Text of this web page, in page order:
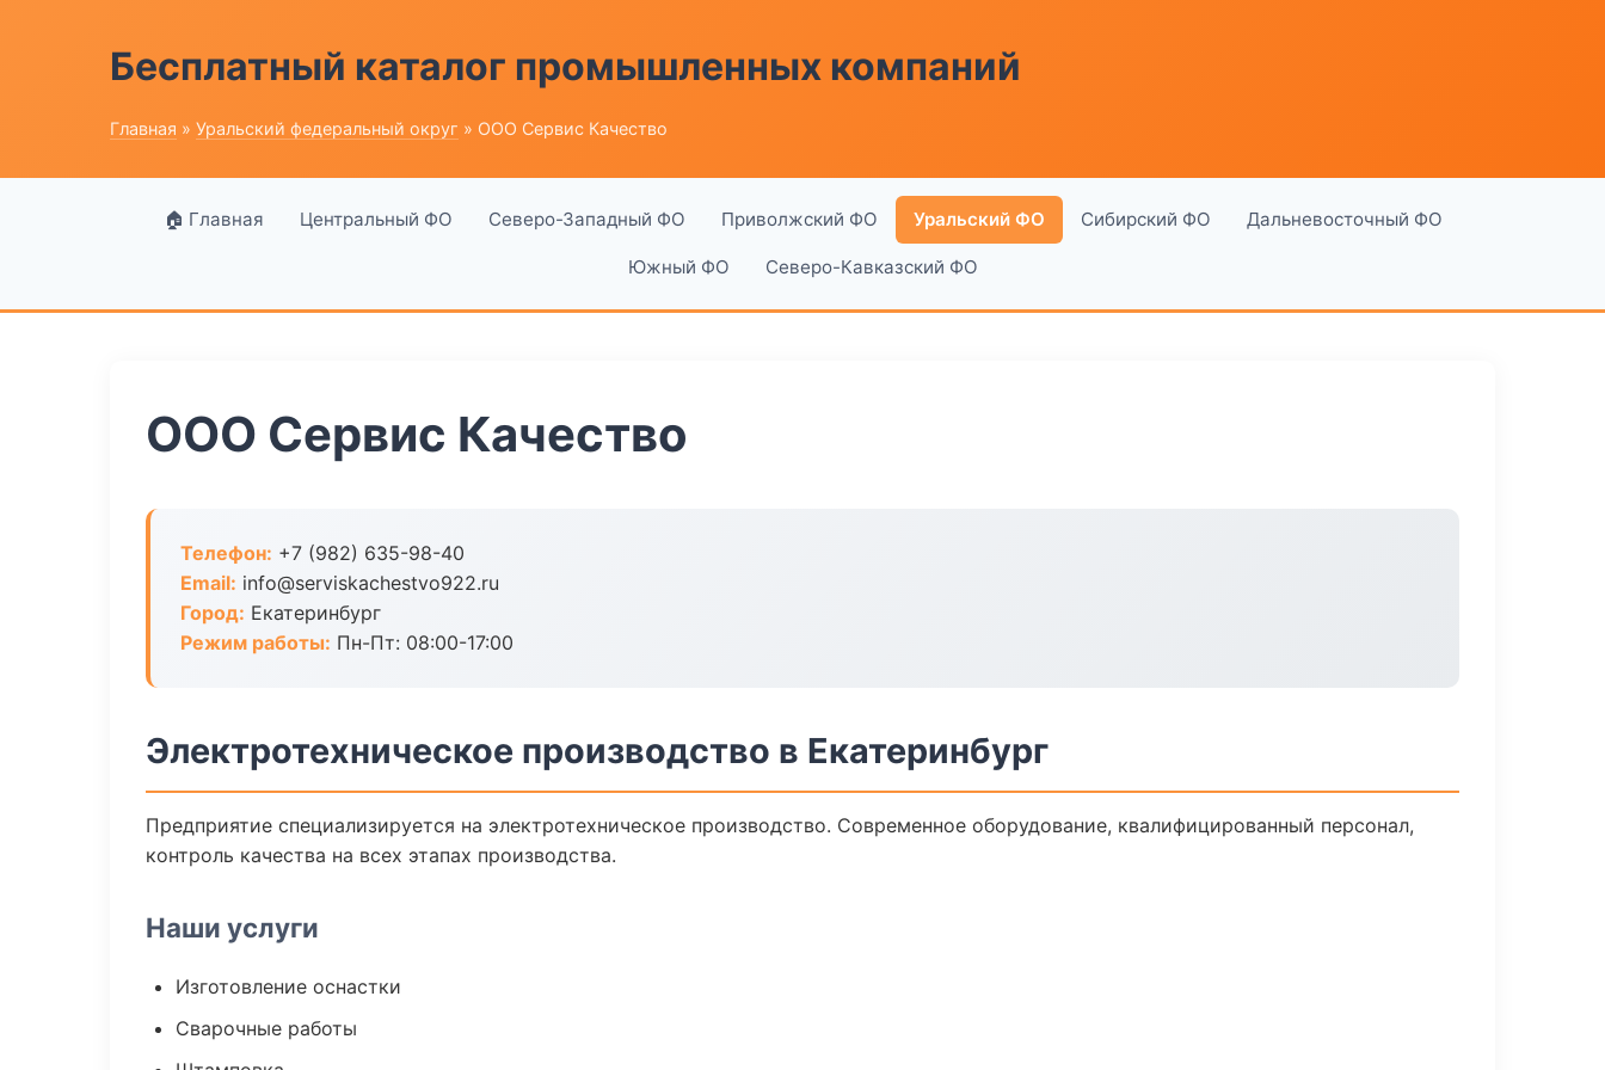
Бесплатный каталог промышленных компаний
Главная » Уральский федеральный округ » ООО Сервис Качество
🏠 Главная Центральный ФО Северо-Западный ФО Приволжский ФО Уральский ФО Сибирский ФО Дальневосточный ФО
Южный ФО Северо-Кавказский ФО
ООО Сервис Качество
Телефон: +7 (982) 635-98-40
Email: info@serviskachestvo922.ru
Город: Екатеринбург
Режим работы: Пн-Пт: 08:00-17:00
Электротехническое производство в Екатеринбург
Предприятие специализируется на электротехническое производство. Современное оборудование, квалифицированный персонал,
контроль качества на всех этапах производства.
Наши услуги
Изготовление оснастки
Сварочные работы